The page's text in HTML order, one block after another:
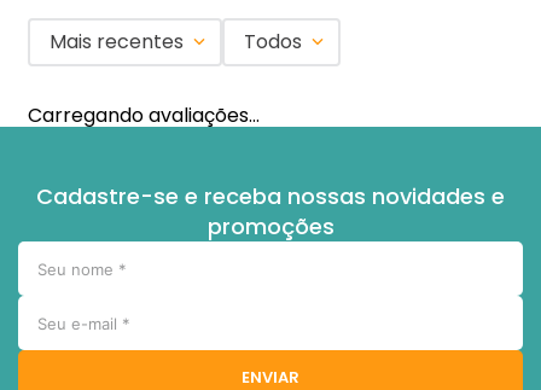
Mais recentes Todos
Carregando avaliações…
Cadastre-se e receba nossas novidades e
promoções
ENVIAR